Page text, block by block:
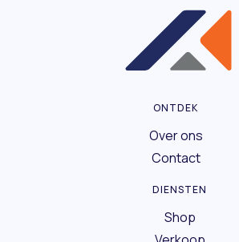
ONTDEK
Over ons
Contact
DIENSTEN
Shop